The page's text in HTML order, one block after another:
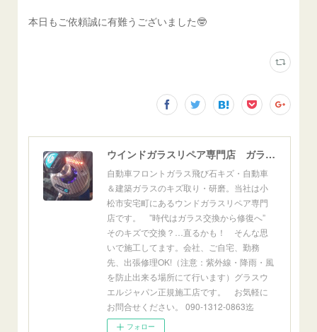
本日もご依頼誠に有難うございました🤓
ウインドガラスリペア専門店 ガラスリペア・ヨシダ グラスウェルドジャパン 正規施工店 小松市
自動車フロントガラス飛び石キズ・自動車
＆建築ガラスのキズ取り・研磨。当社は小
松市安宅町にあるウンドガラスリペア専門
店です。 ”時代はガラス交換から修復へ”
そのキズで交換？…直るかも！ そんな思
いで施工してます。会社、ご自宅、勤務
先、出張修理OK!（注意：紫外線・降雨・風
を防止出来る場所にて行います）グラスウ
エルジャパン正規施工店です。 お気軽に
お問合せください。 090-1312-0863迄
フォロー